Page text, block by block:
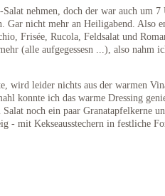
nehmen, doch der war auch um 7
Gar nicht mehr an Heiligabend. Also
Frisée, Rucola, Feldsalat und
(alle aufgegessesn ...), also nahm
wird leider nichts aus der warmen
konnte ich das warme Dressing
noch ein paar Granatapfelkerne
- mit Kekseausstechern in festliche